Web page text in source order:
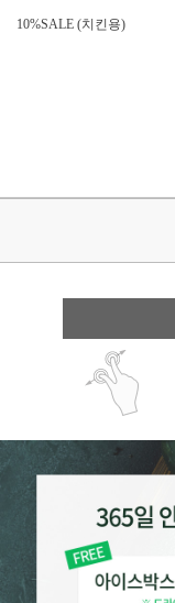
10%SALE (치킨용)